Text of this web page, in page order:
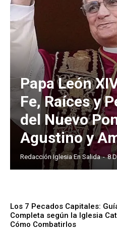
Papa León
Fe, Raíces y
del Nuevo
Agustino y
Redacción Iglesia En Salida - 8
Los 7 Pecados Capitales:
Completa según la Iglesia
Cómo Combatirlos